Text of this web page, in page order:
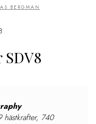
BERGMAN
SDV8
740